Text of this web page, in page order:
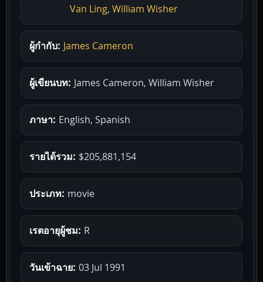
Van Ling, William Wisher
ผู้กำกับ: James Cameron
ผู้เขียนบท: James Cameron, William Wisher
ภาษา: English, Spanish
รายได้รวม: $205,881,154
ประเภท: movie
เรตอายุผู้ชม: R
วันเข้าฉาย: 03 Jul 1991